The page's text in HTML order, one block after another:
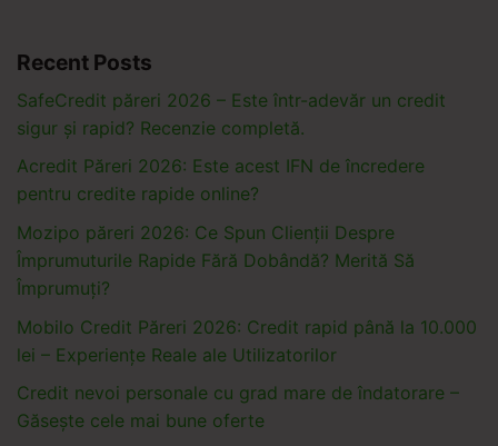
Recent Posts
SafeCredit păreri 2026 – Este într-adevăr un credit
sigur și rapid? Recenzie completă.
Acredit Păreri 2026: Este acest IFN de încredere
pentru credite rapide online?
Mozipo păreri 2026: Ce Spun Clienții Despre
Împrumuturile Rapide Fără Dobândă? Merită Să
Împrumuți?
Mobilo Credit Păreri 2026: Credit rapid până la 10.000
lei – Experiențe Reale ale Utilizatorilor
Credit nevoi personale cu grad mare de îndatorare –
Găsește cele mai bune oferte